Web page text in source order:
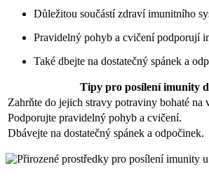
Důležitou součástí zdraví imunitního
Pravidelný pohyb a cvičení podporují
Také dbejte na dostatečný spánek a
Tipy pro posílení imunity
Zahrňte do jejich stravy potraviny bohaté na
Podporujte pravidelný pohyb a cvičení.
Dbávejte na dostatečný spánek a odpočinek.